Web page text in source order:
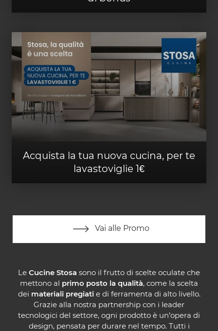
Acquista la tua nuova cucina, per te
lavastoviglie 1€
Vai alle Promo
Le Cucine Stosa sono il frutto di scelte oculate che
mettono al primo posto la qualità, come la scelta
dei materiali pregiatie di ferramenta di alto livello.
Grazie alla nostra partnership con i leader
tecnologici del settore, ogni prodotto è un’opera di
design, pensata per durare nel tempo. Tutti i